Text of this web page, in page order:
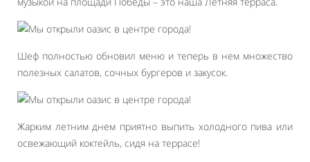
Шеф полностью обновил меню и теперь в нем множество
полезных салатов, сочных бургеров и закусок.
Жарким летним днем приятно выпить холодного пива или
освежающий коктейль, сидя на террасе!